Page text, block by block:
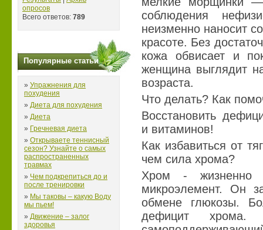
опросов
Всего ответов: 789
Популярные статьи
» Упражнения для
похудения
» Диета для похудения
» Диета
» Гречневая диета
» Открываете теннисный
сезон? Узнайте о самых
распространенных
травмах
» Чем подкрепиться до и
после тренировки
» Мы таковы – какую Воду
мы пьем!
» Движение – залог
здоровья
соблюдения
неизменно наносит
красоте. Без
кожа обвисает и
женщина выглядит
возраста.
Что делать? Как
Восстановить
и витаминов!
Как избавиться от
чем сила хрома?
Хром - жизненно
микроэлемент. Он
обмене глюкозы.
дефицит хрома.